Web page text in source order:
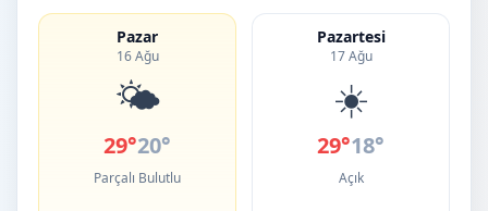
Pazar
16 Ağu
🌤️
29°20°
Parçalı Bulutlu
Pazartesi
17 Ağu
☀️
29°18°
Açık